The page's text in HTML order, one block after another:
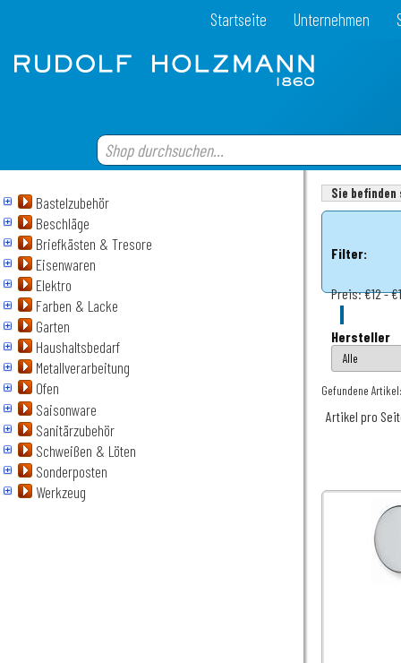
Startseite Unternehmen
Bastelzubehör
Beschläge
Briefkästen & Tresore
Eisenwaren
Elektro
Farben & Lacke
Garten
Haushaltsbedarf
Metallverarbeitung
Ofen
Saisonware
Sanitärzubehör
Schweißen & Löten
Sonderposten
Werkzeug
Sie
Filter:
Preis:€12 -
Hersteller
Gefundene
Artikel pro